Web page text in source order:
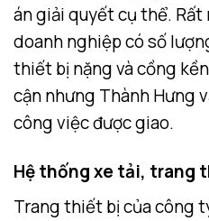
án giải quyết cụ thể.
doanh nghiệp có số
thiết bị nặng và cồng
cận nhưng Thành Hưng
công việc được giao.
Hệ thống xe tải, trang
Trang thiết bị của công